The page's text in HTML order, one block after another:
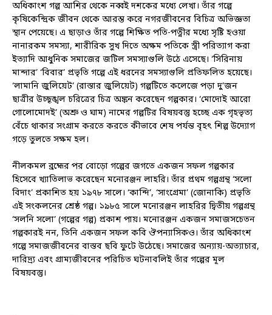
অধিকাংশ গল্প আশির থেকে নব্বই দশকের মধ্যে লেখা। তাঁর গল্পে
কৃষিকেন্দ্রিক জীবন থেকে আরম্ভ করে নগরজীবনের বিচিত্র অভিজ্ঞতা
স্থান পেয়েছে। এ ছাড়াও তাঁর গল্পে শিক্ষিত পতি-পত্নীর মধ্যে সৃষ্টি হওয়া
নানারকম সমস্যা, শারীরিক সুখ দিতে অক্ষম পতিকে স্ত্রী পরিত্যাগ করা
ইত্যাদি আধুনিক সমাজের জটিল সমস্যাগুলি উঠে এসেছে। ‘সিরিনায়
মান্দার’ ‘বিবার’ প্রভৃতি গল্পে এই ধরনের সমস্যাগুলি প্রতিফলিত হয়েছে।
‘লামানি জুলিয়েট’ (রাস্তার জুলিয়েট) গল্পটিতে কলেজে পড়া দু’জন
ছাত্রীর উচ্ছৃঙ্খল চরিত্রের চিত্র অঙ্কন করেছেন গল্পকার। ‘মোদোই আরো
গোলোমোদই’ (অশ্রু ও ঘাম) নামের গল্পটির বিষয়বস্তু হচ্ছে এক গৃহভৃত্য
বেঁচে থাকার সংগ্রাম করতে করতে কীভাবে শেষ পর্যন্ত বৃহৎ শিল্প উদ্যোগ
গড়ে তুলতে সক্ষম হল।
নীলকমল ব্রহ্মের পর বোড়ো গল্পের জগতে একজন সফল গল্পকার
হিসেবে খ্যাতিলাভ করেছেন মনোরঞ্জন লাহরি। তাঁর প্রথম গল্পগ্রন্থ ‘সলো
বিদাং’ প্রকাশিত হয় ১৯৭৮ সালে। ‘কান্দি’, ‘সাংগ্রেমা’ (জোনাকি) প্রভৃতি
এই সংকলনের শ্রেষ্ঠ গল্প। ১৯৮৫ সালে মনোরঞ্জন লাহরির দ্বিতীয় গল্পগ্রন্থ
‘সলনি সলো’ (গল্পের গল্প) প্রকাশ পায়। মনোরঞ্জন একজন সমাজসচেতন
গল্পকারই নন, তিনি একজন সফল কবি ঔপন্যাসিকও। তাঁর অধিকাংশ
গল্পে সমাজজীবনের বাস্তব ছবি ফুটে উঠেছে। সমাজের অন্যায়-অত্যাচার,
দারিদ্র‍্য এবং গ্রাম্যজীবনের পরিচিত ঘটনাবলিই তাঁর গল্পের মূল
বিষয়বস্তু।